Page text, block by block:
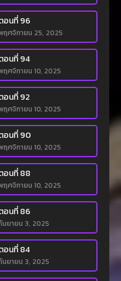
อนที่ 96
ฤศจิกายน 25, 2025
อนที่ 94
ฤศจิกายน 10, 2025
อนที่ 92
ฤศจิกายน 10, 2025
อนที่ 90
ฤศจิกายน 10, 2025
อนที่ 88
ฤศจิกายน 10, 2025
อนที่ 86
นยายน 3, 2025
อนที่ 84
นยายน 3, 2025